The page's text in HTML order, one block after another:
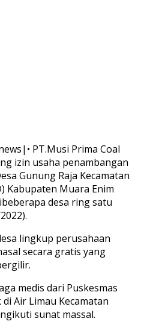
PT.Musi Prima Coal
izin usaha penambangan
Gunung Raja Kecamatan
Kabupaten Muara Enim
desa ring satu
lingkup perusahaan
secara gratis yang
medis dari Puskesmas
Air Limau Kecamatan
sunat massal.